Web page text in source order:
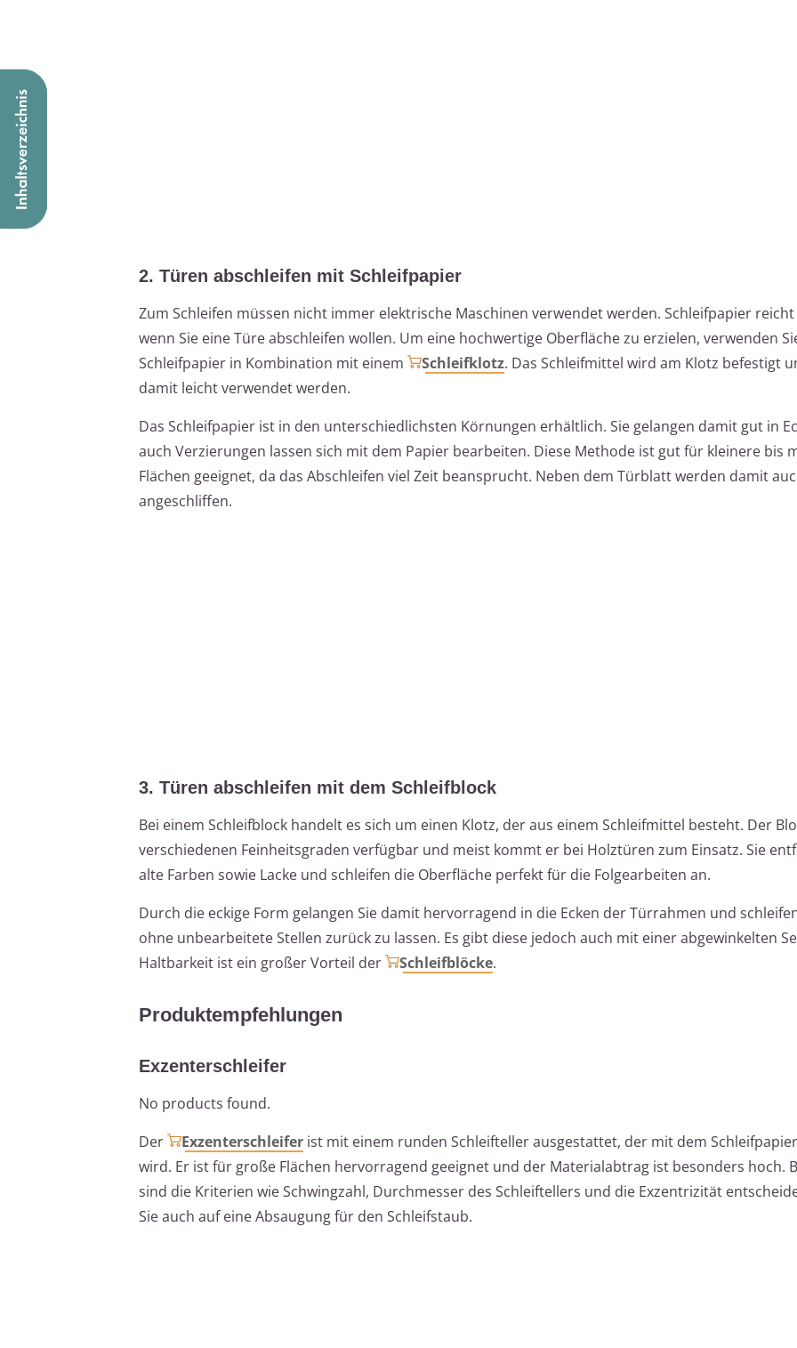
2. Türen abschleifen mit Schleifpapier
Zum Schleifen müssen nicht immer elektrische Maschinen verwendet werden. Schleifpapier
wenn Sie eine Türe abschleifen wollen. Um eine hochwertige Oberfläche zu erzielen, verwenden
Schleifpapier in Kombination mit einem
Schleifklotz. Das Schleifmittel wird am Klotz befestigt
damit leicht verwendet werden.
Das Schleifpapier ist in den unterschiedlichsten Körnungen erhältlich. Sie gelangen damit gut in
auch Verzierungen lassen sich mit dem Papier bearbeiten. Diese Methode ist gut für kleinere bis
Flächen geeignet, da das Abschleifen viel Zeit beansprucht. Neben dem Türblatt werden damit
angeschliffen.
3. Türen abschleifen mit dem Schleifblock
Bei einem Schleifblock handelt es sich um einen Klotz, der aus einem Schleifmittel besteht. Der
verschiedenen Feinheitsgraden verfügbar und meist kommt er bei Holztüren zum Einsatz. Sie
alte Farben sowie Lacke und schleifen die Oberfläche perfekt für die Folgearbeiten an.
Durch die eckige Form gelangen Sie damit hervorragend in die Ecken der Türrahmen und
ohne unbearbeitete Stellen zurück zu lassen. Es gibt diese jedoch auch mit einer abgewinkelten
Haltbarkeit ist ein großer Vorteil der
Schleifblöcke.
Produktempfehlungen
Exzenterschleifer
No products found.
Der
Exzenterschleifer ist mit einem runden Schleifteller ausgestattet, der mit dem
wird. Er ist für große Flächen hervorragend geeignet und der Materialabtrag ist besonders hoch.
sind die Kriterien wie Schwingzahl, Durchmesser des Schleiftellers und die Exzentrizität
Sie auch auf eine Absaugung für den Schleifstaub.